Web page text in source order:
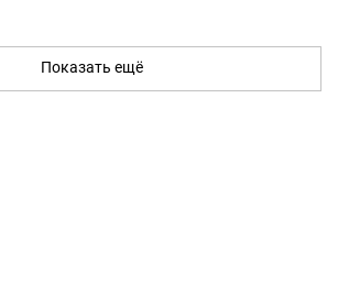
Показать ещё